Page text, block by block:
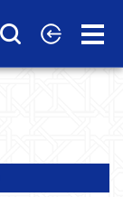
Open